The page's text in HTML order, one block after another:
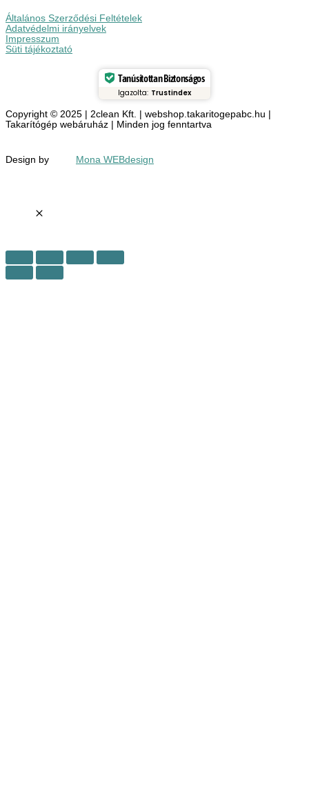
Általános Szerződési Feltételek
Adatvédelmi irányelvek
Impresszum
Süti tájékoztató
Tanúsítottan Biztonságos
Igazolta: Trustindex
Copyright © 2025 | 2clean Kft. | webshop.takaritogepabc.hu |
Takarítógép webáruház | Minden jog fenntartva
Design by Mona WEBdesign